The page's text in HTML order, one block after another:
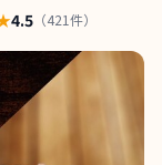
4.5 （421件）